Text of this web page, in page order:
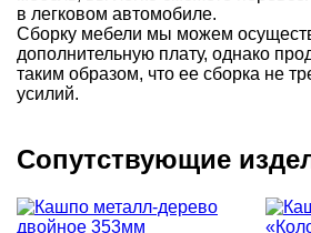
в легковом автомобиле.
Сборку мебели мы можем
дополнительную плату, однако
таким образом, что ее сборка не
усилий.
Сопутствующие